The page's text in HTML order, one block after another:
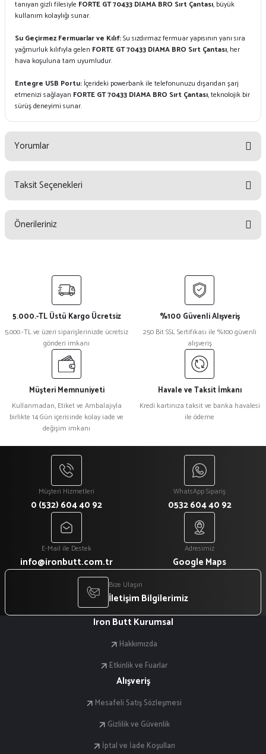
tanıyan gizli filesiyle FORTE GT 70433 DIAMA BRO Sırt Çantası, büyük
kullanım kolaylığı sunar.
Su Geçirmez Fermuarlar ve Kılıf:Su sızdırmaz fermuar yapısının yanı sıra
yağmurluk kılıfıyla gelen FORTE GT 70433 DIAMA BRO Sırt Çantası, her
hava koşuluna tam uyumludur.
Entegre USB Portu: İçerideki powerbank ile telefonunuzu dışarıdan şarj
etmenizi sağlayan FORTE GT 70433 DIAMA BRO Sırt Çantası, teknolojik bir
sürüş deneyimi sunar.
Yorumlar
Yorum Yaz
Taksit Seçenekleri
Önerileriniz
yetersiz gördüğünüz noktaları öneri formunu kullanarak tarafımıza
Görüş ve önerileriniz için teşekkür ederiz.
Ürün resmi kalitesiz, bozuk veya görüntülenemiyor.
Ürün açıklamasında eksik bilgiler bulunuyor.
Ürün bilgilerinde hatalar bulunuyor.
Ürün fiyatı diğer sitelerden daha pahalı.
Bu ürüne benzer farklı alternatifler olmalı.
5.000.-TL Üstü Kargo Ücretsiz
5.000.-TL ve üzeri siparişlerinizde ücretsiz
gönderi imkanı
%100 Güvenli Alışveriş
250 Bit SSL Sertifikası ile %100 güvenli
alışveriş
Müşteri Memnuniyeti
Kullanmadan, Etiket ve Ambalajıyla
birlikte 14 Gün içerisinde kolay iade ve
değişim imkanı
Havale ve Taksit İmkanı
Kredi kartınıza taksit ve banka havalesi
ile ödeme
Müşteri Hizmetleri
0 (532) 604 40 92
WhatsApp Sipariş
0532 604 40 92
E-Mail ile Destek
info@ironbutt.com.tr
Adresimiz
Google Maps
Bize Ulaşın
İletişim Bilgilerimiz
Iron Butt Kurumsal
Hakkımızda
Etkinlik ve Fuarlar
Alışveriş
Mesafeli Satış Sözleşmesi
Gizlilik ve Güvenlik
İptal ve İade Koşulları